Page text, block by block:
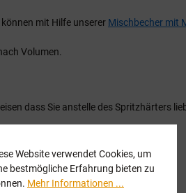
mit Hilfe unserer Mischbecher mit
Volumen.
dass Sie anstelle des Spritzhärters
inkl.), 6kg
Website verwendet Cookies, um
bestmögliche Erfahrung bieten zu
Mehr Informationen ...